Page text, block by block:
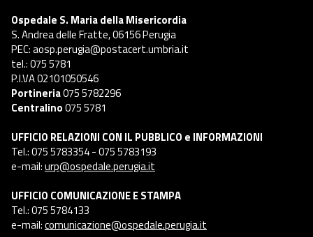
Ospedale S. Maria della Misericordia
S. Andrea delle Fratte, 06156 Perugia
PEC: aosp.perugia@postacert.umbria.it
tel.: 075 5781
P.I.VA 02101050546
Portineria075 5782296
Centralino075 5781
UFFICIO RELAZIONI CON IL PUBBLICO e INFORMAZIONI
Tel.: 075 5783354 - 075 5783193
e-mail:urp@ospedale.perugia.it
UFFICIO COMUNICAZIONE E STAMPA
Tel.: 075 5784133
e-mail:comunicazione@ospedale.perugia.it